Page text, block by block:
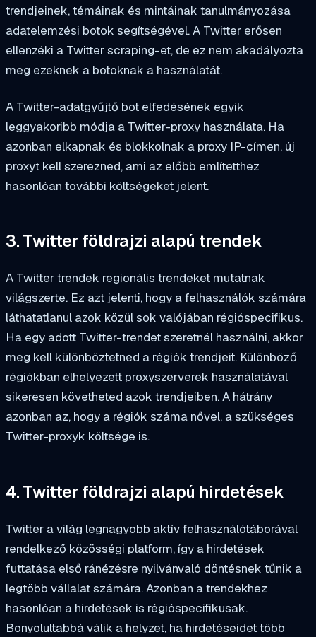
trendjeinek, témáinak és mintáinak tanulmányozása
adatelemzési botok segítségével. A Twitter erősen
ellenzéki a Twitter scraping-et, de ez nem akadályozta
meg ezeknek a botoknak a használatát.
A Twitter-adatgyűjtő bot elfedésének egyik
leggyakoribb módja a Twitter-proxy használata. Ha
azonban elkapnak és blokkolnak a proxy IP-címen, új
proxyt kell szerezned, ami az előbb említetthez
hasonlóan további költségeket jelent.
3. Twitter földrajzi alapú trendek
A Twitter trendek regionális trendeket mutatnak
világszerte. Ez azt jelenti, hogy a felhasználók számára
láthatatlanul azok közül sok valójában régióspecifikus.
Ha egy adott Twitter-trendet szeretnél használni, akkor
meg kell különböztetned a régiók trendjeit. Különböző
régiókban elhelyezett proxyszerverek használatával
sikeresen követheted azok trendjeiben. A hátrány
azonban az, hogy a régiók száma nővel, a szükséges
Twitter-proxyk költsége is.
4. Twitter földrajzi alapú hirdetések
Twitter a világ legnagyobb aktív felhasználótáborával
rendelkező közösségi platform, így a hirdetések
futtatása első ránézésre nyilvánvaló döntésnek tűnik a
legtöbb vállalat számára. Azonban a trendekhez
hasonlóan a hirdetések is régióspecifikusak.
Bonyolultabbá válik a helyzet, ha hirdetéseidet több